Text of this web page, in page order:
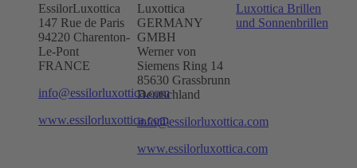
EssilorLuxottica
147 Rue de Paris
94220 Charenton-
Le-Pont
FRANCE
info@essilorluxottica.com
www.essilorluxottica.com
Luxottica
GERMANY
GMBH
Werner von
Siemens Ring 14
85630 Grassbrunn
Deutschland
info@essilorluxottica.com
www.essilorluxottica.com
Luxottica Brillen
und Sonnenbrillen